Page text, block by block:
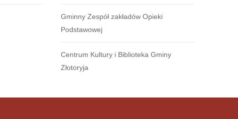
Gminny Zespół zakładów Opieki
Podstawowej
Centrum Kultury i Biblioteka Gminy
Złotoryja